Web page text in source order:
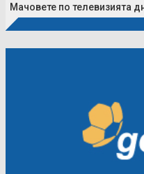
Мачовете по телевизията